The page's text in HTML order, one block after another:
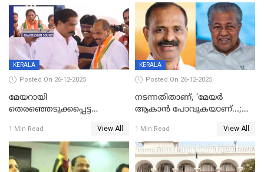
KERALA
Posted On 26-12-2025
മേയറായി
തെരഞ്ഞെടുക്കപ്പെട്ട
ആദ്യ വോട്ട് അസാധു; കണ്ണൂർ
ഡെപ്യൂട്ടി മേയർ സ്ഥാനത്ത്
താഹിറിന് വിജയം
1 Min Read View All
KERALA
Posted On 26-12-2025
നടന്നതിതാണ്, ‘മേയർ
ആകാൻ പോവുകയാണ്...;
മുഖ്യമന്ത്രിയുടെ ഓഫീസ്
തന്നെ വിശദീകരിയ്ക്കുന്നു;
സത്യമിതാണ്
1 Min Read View All